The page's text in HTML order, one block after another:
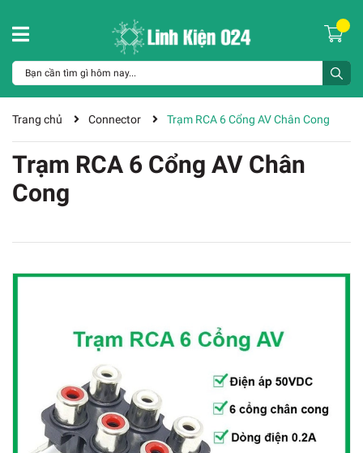
Trang chủ Connector Trạm RCA 6 Cổng AV Chân Cong
Trạm RCA 6 Cổng AV Chân
Cong